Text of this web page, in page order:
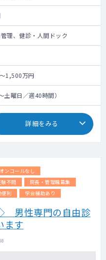
理、健診・人間ドック
1,500万円
土曜日／週40時間）
詳細をみる
オンコールなし
不問
院長・管理職募集
利 学会補助あり
男性専門の自由診
ます